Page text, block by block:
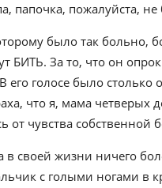
папочка, пожалуйста,
было так больно,
БИТЬ. За то, что он
его голосе было столько
что я, мама четверых
от чувства собственной
в своей жизни ничего
с голыми ногами в